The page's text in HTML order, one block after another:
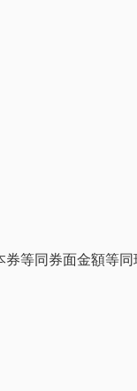
等同券面金額等